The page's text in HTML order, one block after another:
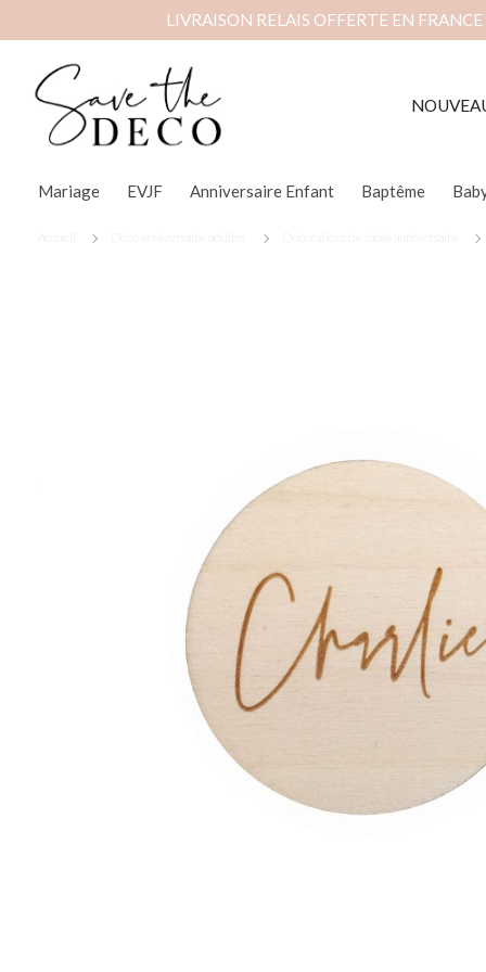
LIVRAISON RELAIS OFFERTE EN
Mariage EVJF Anniversaire Enfant Baptême
Accueil Déco anniversaire adultes Décorations de table anniversaire